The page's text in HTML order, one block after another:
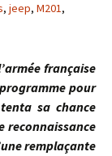
, jeep, M201,
française
pour
sa chance
reconnaissance
remplaçante